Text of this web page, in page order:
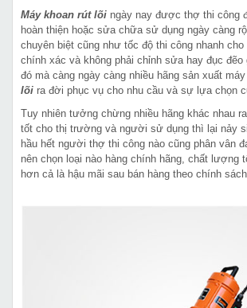
Máy khoan rút lõi ngày nay được thợ thi công
hoàn thiện hoặc sửa chữa sử dụng ngày càng
chuyên biệt cũng như tốc độ thi công nhanh cho
chính xác và không phải chỉnh sửa hay đục
đó mà càng ngày càng nhiều hãng sản xuất máy
lõi ra đời phục vụ cho nhu cầu và sự lựa chọn
Tuy nhiên tưởng chừng nhiều hãng khác nhau
tốt cho thị trường và người sử dụng thì lại nảy
hầu hết người thợ thi công nào cũng phân vân
nên chọn loại nào hàng chính hãng, chất lượng
hơn cả là hậu mãi sau bán hàng theo chính